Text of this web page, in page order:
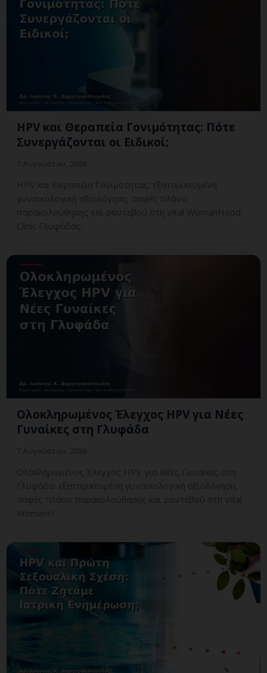
HPV και Θεραπεία Γονιμότητας: Πότε
Συνεργάζονται οι Ειδικοί;
HPV και Θεραπεία Γονιμότητας: εξατομικευμένη
γυναικολογική αξιολόγηση, σαφές πλάνο
παρακολούθησης και ραντεβού στη Vital WomanHood
Clinic Γλυφάδας.
Ολοκληρωμένος Έλεγχος HPV για Νέες
Γυναίκες στη Γλυφάδα
Ολοκληρωμένος Έλεγχος HPV για Νέες Γυναίκες στη
Γλυφάδα: εξατομικευμένη γυναικολογική αξιολόγηση,
σαφές πλάνο παρακολούθησης και ραντεβού στη Vital
WomanH